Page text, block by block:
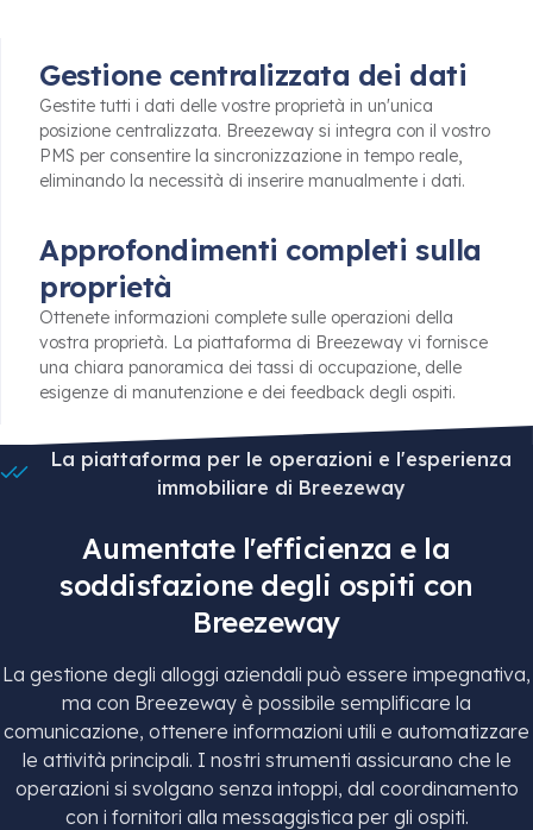
Gestione centralizzata dei dati
Gestite tutti i dati delle vostre proprietà in un'unica
posizione centralizzata. Breezeway si integra con il vostro
PMS per consentire la sincronizzazione in tempo reale,
eliminando la necessità di inserire manualmente i dati.
Approfondimenti completi sulla
proprietà
Ottenete informazioni complete sulle operazioni della
vostra proprietà. La piattaforma di Breezeway vi fornisce
una chiara panoramica dei tassi di occupazione, delle
esigenze di manutenzione e dei feedback degli ospiti.
La piattaforma per le operazioni e l'esperienza
immobiliare di Breezeway
Aumentate l'efficienza e la
soddisfazione degli ospiti con
Breezeway
La gestione degli alloggi aziendali può essere impegnativa,
ma con Breezeway è possibile semplificare la
comunicazione, ottenere informazioni utili e automatizzare
le attività principali. I nostri strumenti assicurano che le
operazioni si svolgano senza intoppi, dal coordinamento
con i fornitori alla messaggistica per gli ospiti.